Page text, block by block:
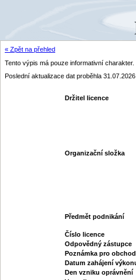
« Zpět na přehled
Tento výpis má pouze informativní
Poslední aktualizace dat proběhla
Držitel licence
Organizační složka
Předmět podnikání
Číslo licence
Odpovědný zástupce
Poznámka pro obchod
Datum zahájení
Den vzniku oprávnění